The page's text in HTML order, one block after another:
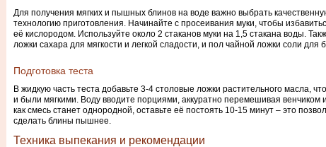
Для получения мягких и пышных блинов на воде важно выбрать
технологию приготовления. Начинайте с просеивания муки, чтобы
её кислородом. Используйте около 2 стаканов муки на 1,5 стакана воды.
ложки сахара для мягкости и легкой сладости, и пол чайной ложки соли для
Подготовка теста
В жидкую часть теста добавьте 3-4 столовые ложки растительного масла,
и были мягкими. Воду вводите порциями, аккуратно перемешивая венчиком
как смесь станет однородной, оставьте её постоять 10-15 минут – это
сделать блины пышнее.
Техника выпекания и рекомендации